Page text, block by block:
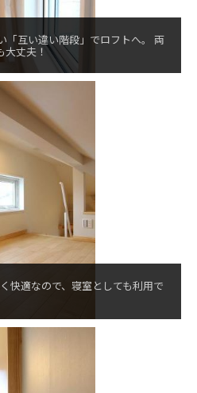
「互い違い階段」でロフトへ。 両
丈夫！
快適なので、寝室としても利用で